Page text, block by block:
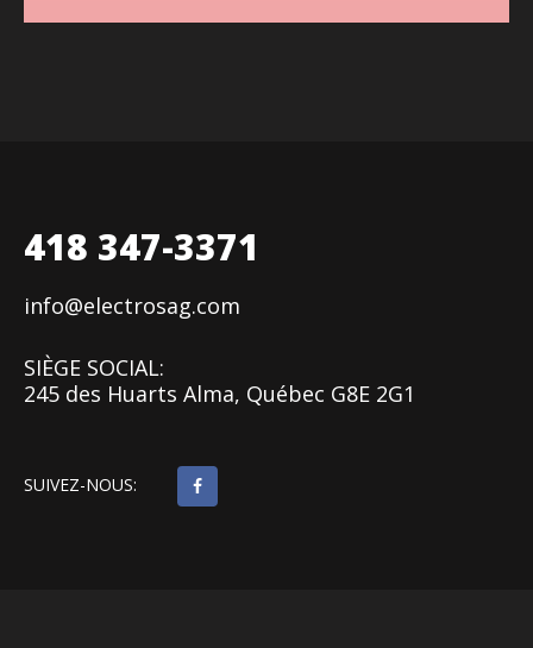
418 347-3371
info@electrosag.com
SIÈGE SOCIAL:
245 des Huarts Alma, Québec G8E 2G1
SUIVEZ-NOUS: